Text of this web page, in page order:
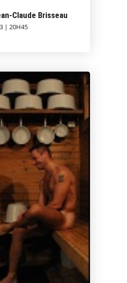
Claude Brisseau
| 20H45